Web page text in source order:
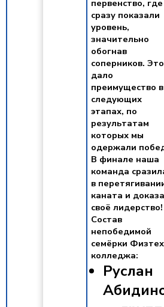
первенство, где
сразу показали
уровень,
значительно
обогнав
соперников. Это
дало
преимущество в
следующих
этапах, по
результатам
которых мы
одержали
В финале наша
команда
в
каната и
своё лидерство!
Состав
непобедимой
семёрки
колледжа:
Руслан